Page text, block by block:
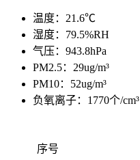
温度：21.6℃
湿度：79.5%RH
气压：943.8hPa
PM2.5：29ug/m³
PM10：52ug/m³
负氧离子：1770个/cm³
序号